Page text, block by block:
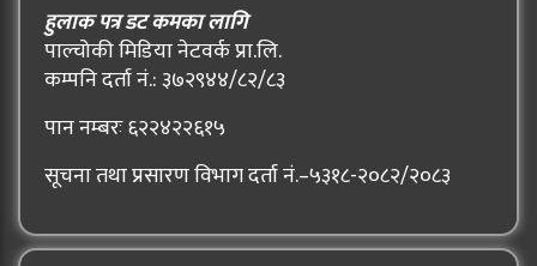
हुलाक पत्र डट कमका लागि
पाल्चोकी मिडिया नेटवर्क प्रा.लि.
कम्पनि दर्ता नं.: ३७२९४४/८२/८३
पान नम्बरः ६२२४२२६१५
सूचना तथा प्रसारण विभाग दर्ता नं.–५३१८-२०८२/२०८३